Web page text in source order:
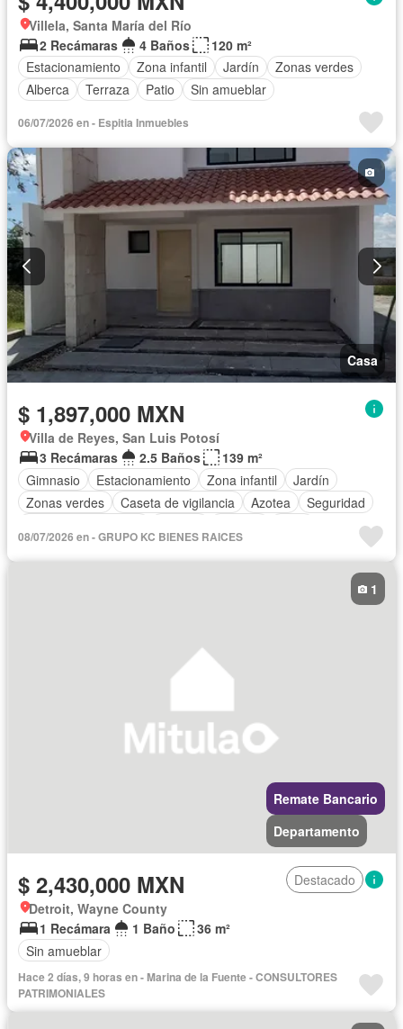
Villela, Santa María del Río
2 Recámaras
4 Baños
120 m²
Estacionamiento
Zona infantil Jardín
Zonas verdes
Alberca
Terraza Patio Sin amueblar
06/07/2026 en - Espitia Inmuebles
Casa
$ 1,897,000 MXN
Villa de Reyes, San Luis Potosí
3 Recámaras
2.5 Baños
139 m²
Gimnasio
Estacionamiento Zona infantil
Jardín
Zonas verdes
Caseta de vigilancia Azotea
Seguridad
Permite mascotas
Sin amueblar
08/07/2026 en - GRUPO KC BIENES RAICES
Remate Bancario
Departamento
1
$ 2,430,000 MXN
Destacado
Detroit, Wayne County
1 Recámara
1 Baño
36 m²
Sin amueblar
Hace 2 días, 9 horas en - Marina de la Fuente - CONSULTORES
PATRIMONIALES